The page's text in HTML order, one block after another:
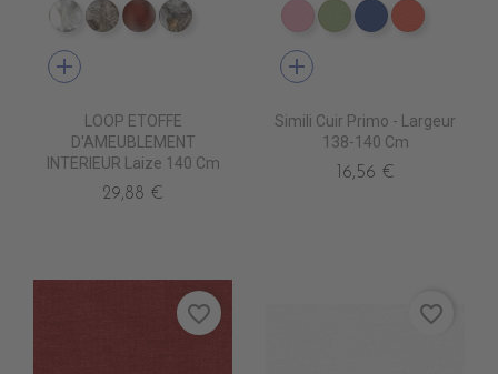
TA8100 NEVE
TA8102 PILLA
TA8115 TERRE
TA8105 PALATINE
add
LOOP ETOFFE
D'AMEUBLEMENT
INTERIEUR Laize 140 Cm
29,88 €
EN6006EN6016EN6017 BLEU
EN6018
add
Simili Cuir Primo - Largeur
138-140 Cm
16,56 €
favorite_border favorite_border